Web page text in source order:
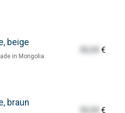
beige
in Mongolia.
€
braun
€